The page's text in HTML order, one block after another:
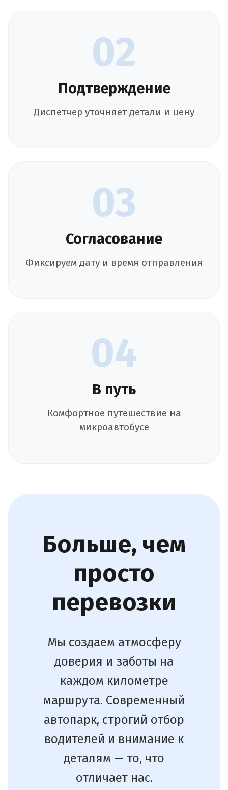
02
Подтверждение
Диспетчер уточняет детали и цену
03
Согласование
Фиксируем дату и время отправления
04
В путь
Комфортное путешествие на
микроавтобусе
Больше, чем
просто
перевозки
Мы создаем атмосферу
доверия и заботы на
каждом километре
маршрута. Современный
автопарк, строгий отбор
водителей и внимание к
деталям — то, что
отличает нас.